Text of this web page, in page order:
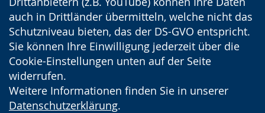
auch in Drittländer übermitteln, welche nicht das
Schutzniveau bieten, das der DS-GVO entspricht.
Sie können Ihre Einwilligung jederzeit über die
Cookie-Einstellungen unten auf der Seite
widerrufen.
Weitere Informationen finden Sie in unserer
Datenschutzerklärung.